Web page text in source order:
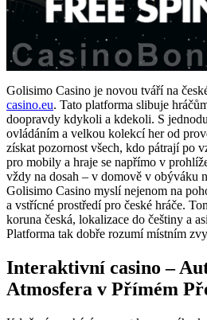
Golisimo Casino je novou tváří na
casino.eu. Tato platforma slibuje
doopravdy kdykoli a kdekoli. S
ovládáním a velkou kolekcí her od
získat pozornost všech, kdo pátrají po
pro mobily a hraje se napřímo v
vždy na dosah – v domově v obýváku
Golisimo Casino myslí nejenom na
a vstřícné prostředí pro české hráče.
koruna česká, lokalizace do češtiny a
Platforma tak dobře rozumí místním
Interaktivní casino –
Atmosfera v Přímém